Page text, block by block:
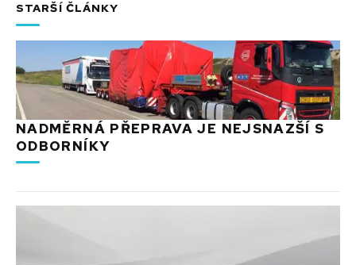
STARŠÍ ČLÁNKY
NADMĚRNÁ PŘEPRAVA JE NEJSNAZŠÍ S
ODBORNÍKY